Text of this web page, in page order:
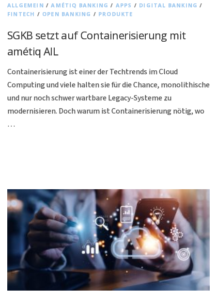
ALLGEMEIN /AMÉTIQ BANKING / APPS / DIGITAL BANKING /
FINTECH / OPEN BANKING / PRODUKTE
SGKB setzt auf Containerisierung mit
amétiq AIL
Containerisierung ist einer der Techtrends im Cloud
Computing und viele halten sie für die Chance, monolithische
und nur noch schwer wartbare Legacy-Systeme zu
modernisieren. Doch warum ist Containerisierung nötig, wo
…